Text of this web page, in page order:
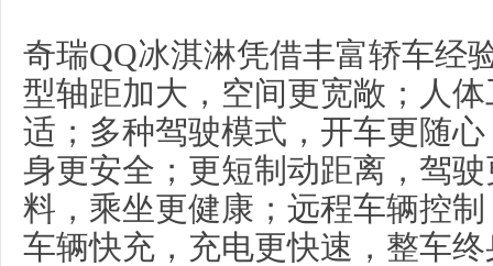
奇瑞QQ冰淇淋凭借丰富轿车经
型轴距加大，空间更宽敞；人
适；多种驾驶模式，开车更随
身更安全；更短制动距离，驾
料，乘坐更健康；远程车辆控
车辆快充，充电更快速，整车